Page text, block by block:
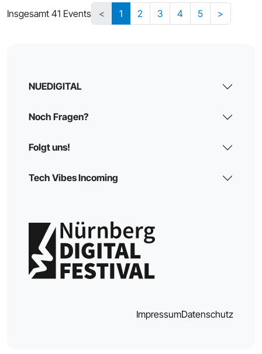
Insgesamt 41 Events < 1 2 3 4 5 >
NUEDIGITAL
Noch Fragen?
Folgt uns!
Tech Vibes Incoming
ImpressumDatenschutz